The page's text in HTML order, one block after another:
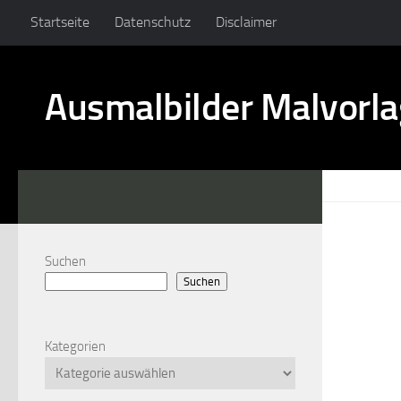
Startseite Datenschutz Disclaimer
Ausmalbilder
Suchen
Suchen
Kategorien